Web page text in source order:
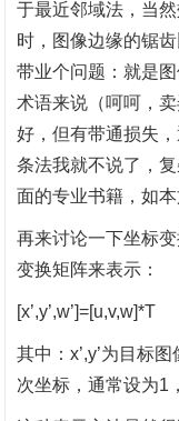
于最近邻域法，当
时，图像边缘的锯
带业个问题：就是
术语来说（呵呵，
好，但有带通损失
条法我就不说了，
面的专业书籍，如本
再来讨论一下坐标
变换矩阵来表示：
[x’,y’,w’]=[u,v,w]*T
其中：x’,y’为目标
次坐标，通常设为1